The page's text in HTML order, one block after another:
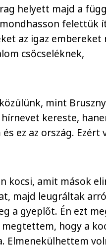
helyett majd a
felettük
az igaz embereket
csőcseléknek,
mint
kereste,
ez az ország. Ezért
kocsi, amit mások
majd leugráltak
a gyeplőt. Én ezt
hogy a
Elmenekülhettem